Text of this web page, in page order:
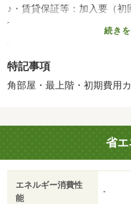
♪・賃貸保証等：加入要（
額保証料：月額総賃料の２
００円～・人気の角部屋☆
続き
特記事項
角部屋・最上階・初期費用
省
エネルギー消費性
能
-